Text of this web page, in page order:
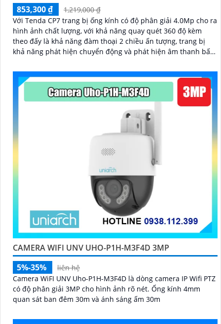
853,300 ₫
1,219,000 ₫
Với Tenda CP7 trang bị ống kính có độ phân giải 4.0Mp cho ra
hình ảnh chất lượng, với khả năng quay quét 360 độ kèm
theo đấy là khả năng đàm thoại 2 chiều ấn tượng, trang bị
khả năng phát hiện chuyển động và phát hiện âm thanh bất
CAMERA WIFI UNV UHO-P1H-M3F4D 3MP
5%-35%
liên hệ
Camera WiFI UNV Uho-P1H-M3F4D là dòng camera IP Wifi PTZ
có độ phân giải 3MP cho hình ảnh rõ nét. Ống kính 4mm
quan sát ban đêm 30m và ánh sáng ấm 30m